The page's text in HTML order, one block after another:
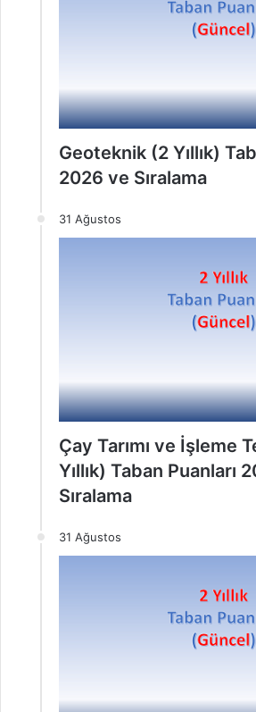
Geoteknik (2 Yıllık)
2026 ve Sıralama
31 Ağustos
Çay Tarımı ve İşleme
Yıllık) Taban Puanları
Sıralama
31 Ağustos